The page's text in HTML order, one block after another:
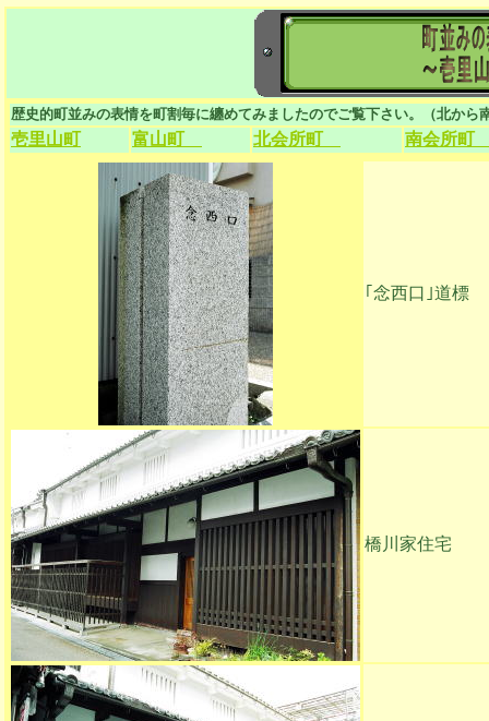
歴史的町並みの表情を町割毎に纏めてみましたのでご覧下さい。（北か
壱里山町 富山町 北会所町 南会所町
｢念西口｣道標
橋川家住宅